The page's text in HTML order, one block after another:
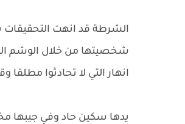
الشرطة قد انهت التحقيقات
شخصيتها من خلال الوشم
انهار التي لا تحادثوا مطلقا
يدها سكين حاد وفي جيبها